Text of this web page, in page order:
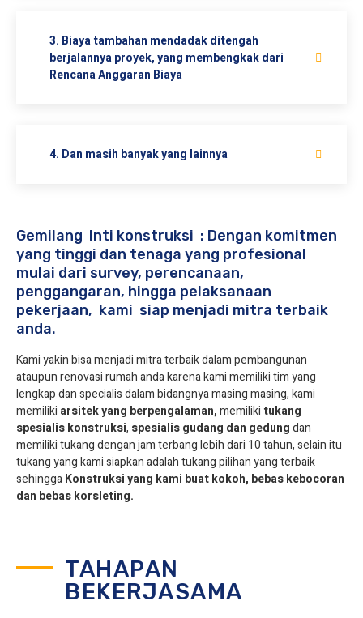
3. Biaya tambahan mendadak ditengah
berjalannya proyek, yang membengkak dari
Rencana Anggaran Biaya
4. Dan masih banyak yang lainnya
Gemilang Inti konstruksi : Dengan komitmen
yang tinggi dan tenaga yang profesional
mulai dari survey, perencanaan,
penggangaran, hingga pelaksanaan
pekerjaan, kami siap menjadi mitra terbaik
anda.
Kami yakin bisa menjadi mitra terbaik dalam pembangunan
ataupun renovasi rumah anda karena kami memiliki tim yang
lengkap dan specialis dalam bidangnya masing masing, kami
memiliki arsitek yang berpengalaman,memiliki tukang
spesialiskonstruksi, spesialis gudang dan gedungdan
memiliki tukang dengan jam terbang lebih dari 10 tahun, selain itu
tukang yang kami siapkan adalah tukang pilihan yang terbaik
sehinggaKonstruksi yang kami buat kokoh, bebas kebocoran
dan bebas korsleting.
TAHAPAN
BEKERJASAMA